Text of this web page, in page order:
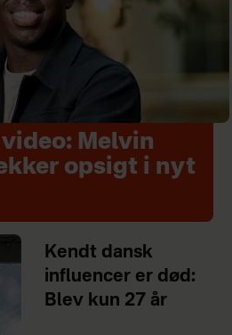
Melvin
opsigt i nyt
Kendt dansk
influencer er død:
Blev kun 27 år